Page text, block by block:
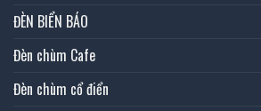
ĐÈN BIỂN BÁO
Đèn chùm Cafe
Đèn chùm cổ điển